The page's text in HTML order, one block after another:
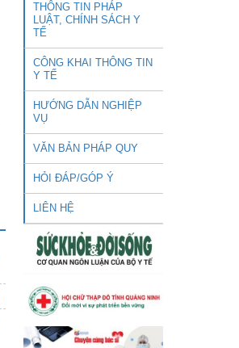
THÔNG TIN PHÁP
LUẬT, CHÍNH SÁCH Y
TẾ
CÔNG KHAI THÔNG TIN
Y TẾ
HƯỚNG DẪN NGHIỆP
VỤ
VĂN BẢN PHÁP QUY
HỎI ĐÁP/GÓP Ý
LIÊN HỆ